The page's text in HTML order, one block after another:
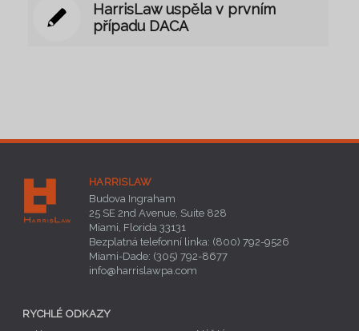
HarrisLaw uspěla v prvním
případu DACA
HARRISLAW
Budova Ingraham
25 SE 2nd Avenue, Suite 828
Miami, Florida 33131
Bezplatná telefonní linka: (800) 792-9526
Miami-Dade: (305) 792-8677
info@harrislawpa.com
RYCHLÉ ODKAZY